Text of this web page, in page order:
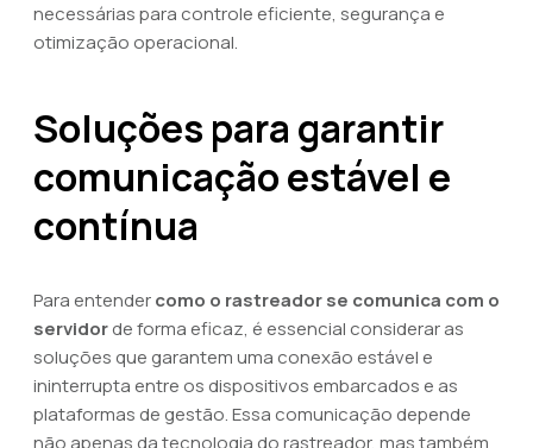
necessárias para controle eficiente, segurança e
otimização operacional.
Soluções para garantir
comunicação estável e
contínua
Para entendercomo o rastreador se comunica com o
servidorde forma eficaz, é essencial considerar as
soluções que garantem uma conexão estável e
ininterrupta entre os dispositivos embarcados e as
plataformas de gestão. Essa comunicação depende
não apenas da tecnologia do rastreador, mas também